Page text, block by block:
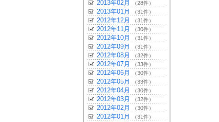
2013年02月 （28件）
2013年01月 （31件）
2012年12月 （31件）
2012年11月 （30件）
2012年10月 （31件）
2012年09月 （31件）
2012年08月 （32件）
2012年07月 （33件）
2012年06月 （30件）
2012年05月 （33件）
2012年04月 （30件）
2012年03月 （32件）
2012年02月 （30件）
2012年01月 （31件）